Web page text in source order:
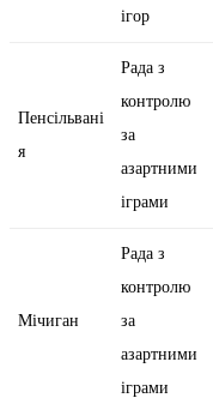
ігор
Пенсільвані
я
Рада з
контролю
за
азартними
іграми
Мічиган
Рада з
контролю
за
азартними
іграми